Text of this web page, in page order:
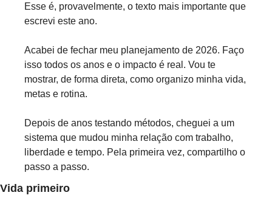
Esse é, provavelmente, o texto mais importante que
escrevi este ano.
Acabei de fechar meu planejamento de 2026. Faço
isso todos os anos e o impacto é real. Vou te
mostrar, de forma direta, como organizo minha vida,
metas e rotina.
Depois de anos testando métodos, cheguei a um
sistema que mudou minha relação com trabalho,
liberdade e tempo. Pela primeira vez, compartilho o
passo a passo.
Vida primeiro